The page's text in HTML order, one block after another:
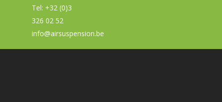
Tel: +32 (0)3
326 02 52
info@airsuspension.be